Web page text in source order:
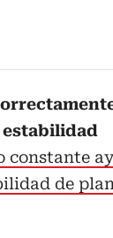
estabilidad
constante
de